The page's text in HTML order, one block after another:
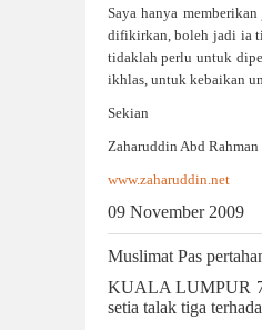
Saya hanya
difikirkan, boleh jadi ia
tidaklah perlu untuk
ikhlas, untuk kebaikan
Sekian
Zaharuddin Abd Rahman
www.zaharuddin.net
09 November 2009
Muslimat Pas
KUALA LUMPUR 7
setia talak tiga